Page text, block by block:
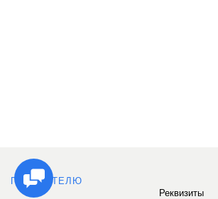
ПОКУПАТЕЛЮ
Реквизиты